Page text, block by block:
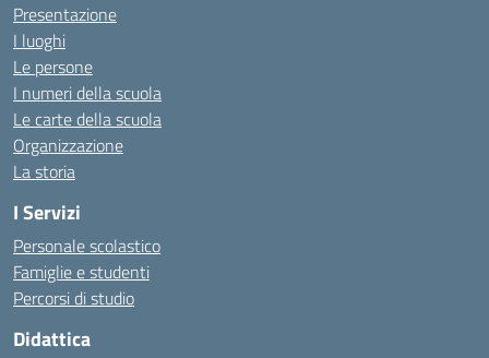
Presentazione
I luoghi
Le persone
I numeri della scuola
Le carte della scuola
Organizzazione
La storia
I Servizi
Personale scolastico
Famiglie e studenti
Percorsi di studio
Didattica